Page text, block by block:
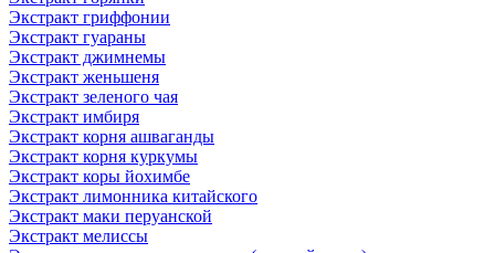
Экстракт гриффонии
Экстракт гуараны
Экстракт джимнемы
Экстракт женьшеня
Экстракт зеленого чая
Экстракт имбиря
Экстракт корня ашваганды
Экстракт корня куркумы
Экстракт коры йохимбе
Экстракт лимонника китайского
Экстракт маки перуанской
Экстракт мелиссы